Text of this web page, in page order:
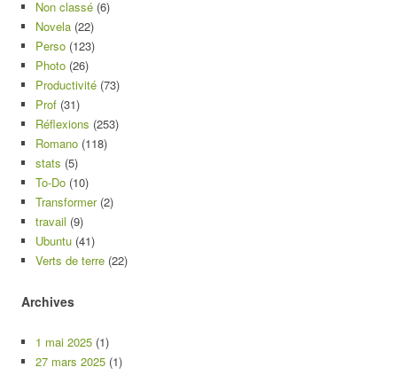
Non classé (6)
Novela (22)
Perso (123)
Photo (26)
Productivité (73)
Prof (31)
Réflexions (253)
Romano (118)
stats (5)
To-Do (10)
Transformer(2)
travail (9)
Ubuntu (41)
Verts de terre (22)
Archives
1 mai 2025 (1)
27 mars 2025 (1)